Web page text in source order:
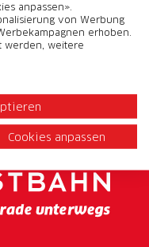
auf einen
anpassen».
von Werbung
erhoben.
werden, weitere
Cookies anpassen